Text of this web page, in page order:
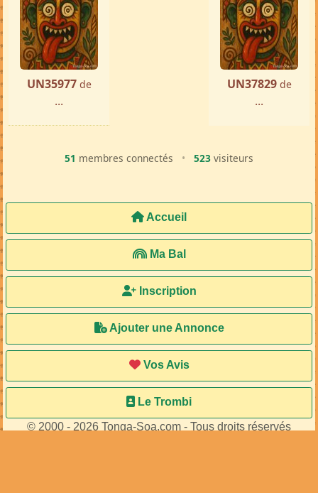
UN35977 de
...
UN37829 de
...
51 membres connectés • 523 visiteurs
Accueil
Ma Bal
Inscription
Ajouter une Annonce
Vos Avis
Le Trombi
© 2000 - 2026 Tonga-Soa.com - Tous droits réservés